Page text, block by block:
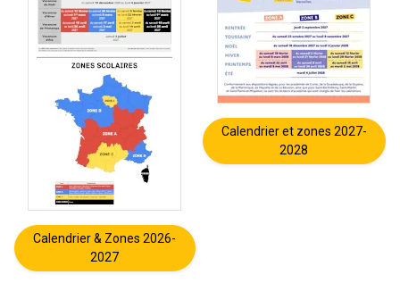
Calendrier & Zones 2026-
2027
Calendrier et zones 2027-
2028